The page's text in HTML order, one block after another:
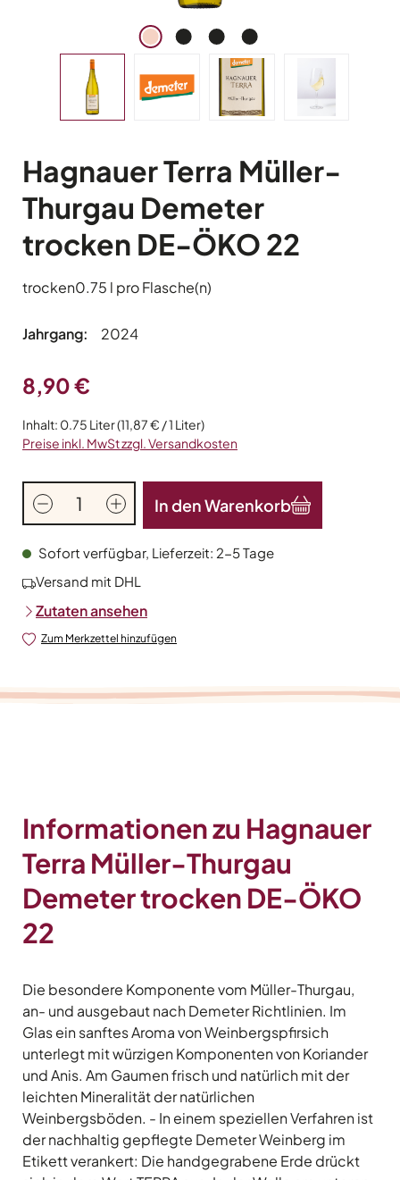
Hagnauer Terra Müller-
Thurgau Demeter
trocken DE-ÖKO 22
trocken0.75 l pro Flasche(n)
Jahrgang: 2024
Regulärer Preis:
8,90 €
Inhalt: 0.75 Liter(11,87 € / 1 Liter)
Preise inkl. MwSt zzgl. Versandkosten
Produkt Anzahl: Gib den gewünschten
In den Warenkorb
Sofort verfügbar, Lieferzeit: 2-5 Tage
Versand mit DHL
Zutaten ansehen
Zum Merkzettel hinzufügen
Informationen zu Hagnauer
Terra Müller-Thurgau
Demeter trocken DE-ÖKO
22
Die besondere Komponente vom Müller-Thurgau,
an- und ausgebaut nach Demeter Richtlinien. Im
Glas ein sanftes Aroma von Weinbergspfirsich
unterlegt mit würzigen Komponenten von Koriander
und Anis. Am Gaumen frisch und natürlich mit der
leichten Mineralität der natürlichen
Weinbergsböden. - In einem speziellen Verfahren ist
der nachhaltig gepflegte Demeter Weinberg im
Etikett verankert: Die handgegrabene Erde drückt